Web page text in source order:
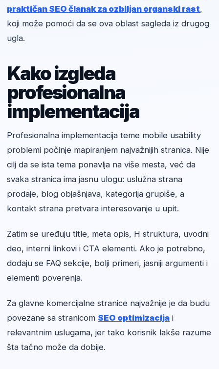
praktičan SEO članak za ozbiljan organski rast,
koji može pomoći da se ova oblast sagleda iz drugog
ugla.
Kako izgleda
profesionalna
implementacija
Profesionalna implementacija teme mobile usability
problemi počinje mapiranjem najvažnijih stranica. Nije
cilj da se ista tema ponavlja na više mesta, već da
svaka stranica ima jasnu ulogu: uslužna strana
prodaje, blog objašnjava, kategorija grupiše, a
kontakt strana pretvara interesovanje u upit.
Zatim se uređuju title, meta opis, H struktura, uvodni
deo, interni linkovi i CTA elementi. Ako je potrebno,
dodaju se FAQ sekcije, bolji primeri, jasniji argumenti i
elementi poverenja.
Za glavne komercijalne stranice najvažnije je da budu
povezane sa stranicom SEO optimizacija i
relevantnim uslugama, jer tako korisnik lakše razume
šta tačno može da dobije.